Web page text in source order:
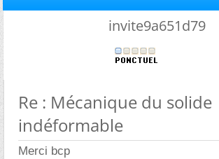
invite9a651d79
Re : Mécanique du solide
indéformable
Merci bcp